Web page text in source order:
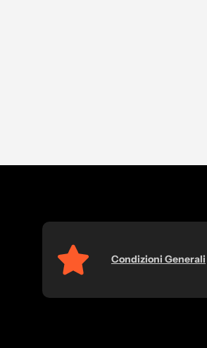
Condizioni Generali